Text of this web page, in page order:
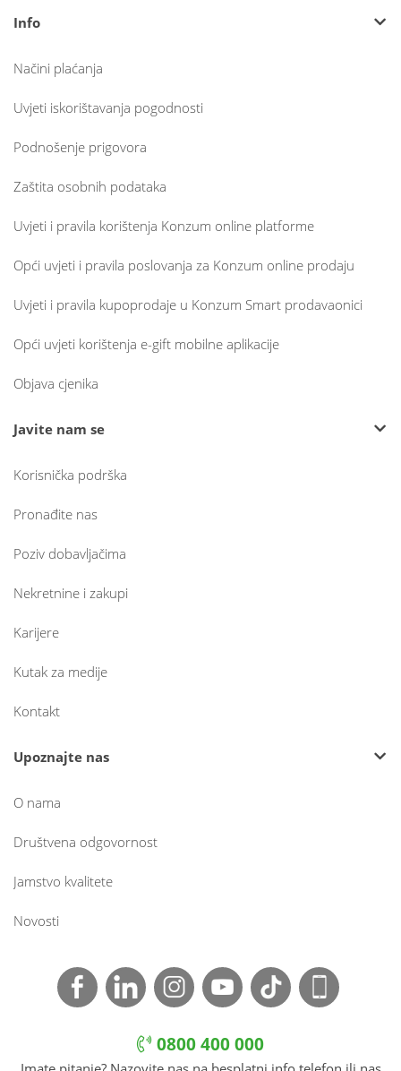
Info
Načini plaćanja
Uvjeti iskorištavanja pogodnosti
Podnošenje prigovora
Zaštita osobnih podataka
Uvjeti i pravila korištenja Konzum online platforme
Opći uvjeti i pravila poslovanja za Konzum online prodaju
Uvjeti i pravila kupoprodaje u Konzum Smart prodavaonici
Opći uvjeti korištenja e-gift mobilne aplikacije
Objava cjenika
Javite nam se
Korisnička podrška
Pronađite nas
Poziv dobavljačima
Nekretnine i zakupi
Karijere
Kutak za medije
Kontakt
Upoznajte nas
O nama
Društvena odgovornost
Jamstvo kvalitete
Novosti
0800 400 000